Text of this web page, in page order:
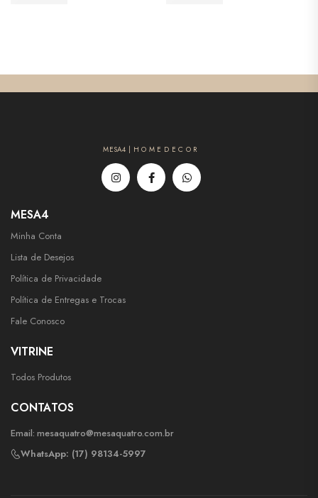
MESA4 | H O M E D E C O R
MESA4
Minha Conta
Lista de Desejos
Política de Privacidade
Política de Entregas e Trocas
Fale Conosco
VITRINE
Todos Produtos
CONTATOS
Email: mesaquatro@mesaquatro.com.br
WhatsApp: (17) 98134-5997